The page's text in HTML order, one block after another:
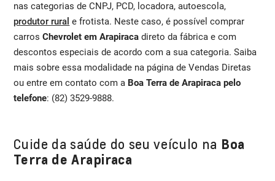
nas categorias de CNPJ, PCD, locadora, autoescola,
produtor rural e frotista. Neste caso, é possível comprar
carrosChevrolet em Arapiracadireto da fábrica e com
descontos especiais de acordo com a sua categoria. Saiba
mais sobre essa modalidade na página de Vendas Diretas
ou entre em contato com a Boa Terra de Arapiraca pelo
telefone: (82) 3529-9888.
Cuide da saúde do seu veículo na Boa
Terra de Arapiraca